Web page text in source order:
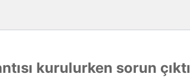
kurulurken sorun çıktı